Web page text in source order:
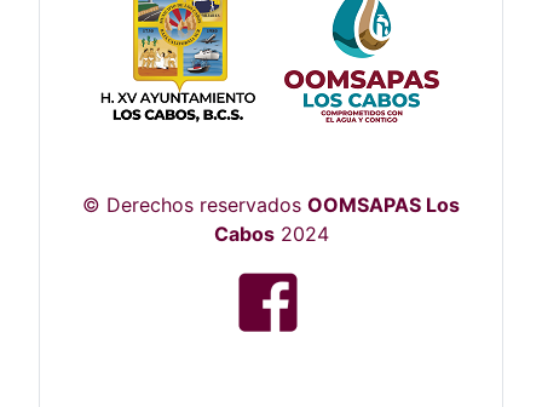
© Derechos reservados OOMSAPAS Los
Cabos2024